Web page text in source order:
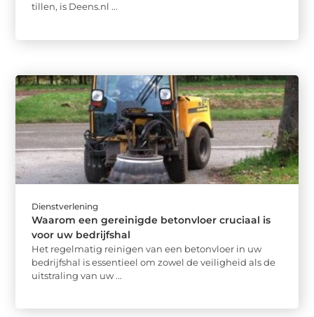
tillen, is Deens.nl ...
Dienstverlening
Waarom een gereinigde betonvloer cruciaal is
voor uw bedrijfshal
Het regelmatig reinigen van een betonvloer in uw
bedrijfshal is essentieel om zowel de veiligheid als de
uitstraling van uw ...